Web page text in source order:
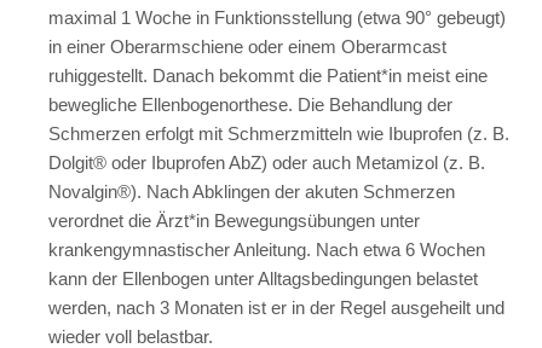
maximal 1 Woche in Funktionsstellung (etwa 90° gebeugt)
in einer Oberarmschiene oder einem Oberarmcast
ruhiggestellt. Danach bekommt die Patient*in meist eine
bewegliche Ellenbogenorthese. Die Behandlung der
Schmerzen erfolgt mit Schmerzmitteln wie Ibuprofen (z. B.
Dolgit® oder Ibuprofen AbZ) oder auch Metamizol (z. B.
Novalgin®). Nach Abklingen der akuten Schmerzen
verordnet die Ärzt*in Bewegungsübungen unter
krankengymnastischer Anleitung. Nach etwa 6 Wochen
kann der Ellenbogen unter Alltagsbedingungen belastet
werden, nach 3 Monaten ist er in der Regel ausgeheilt und
wieder voll belastbar.